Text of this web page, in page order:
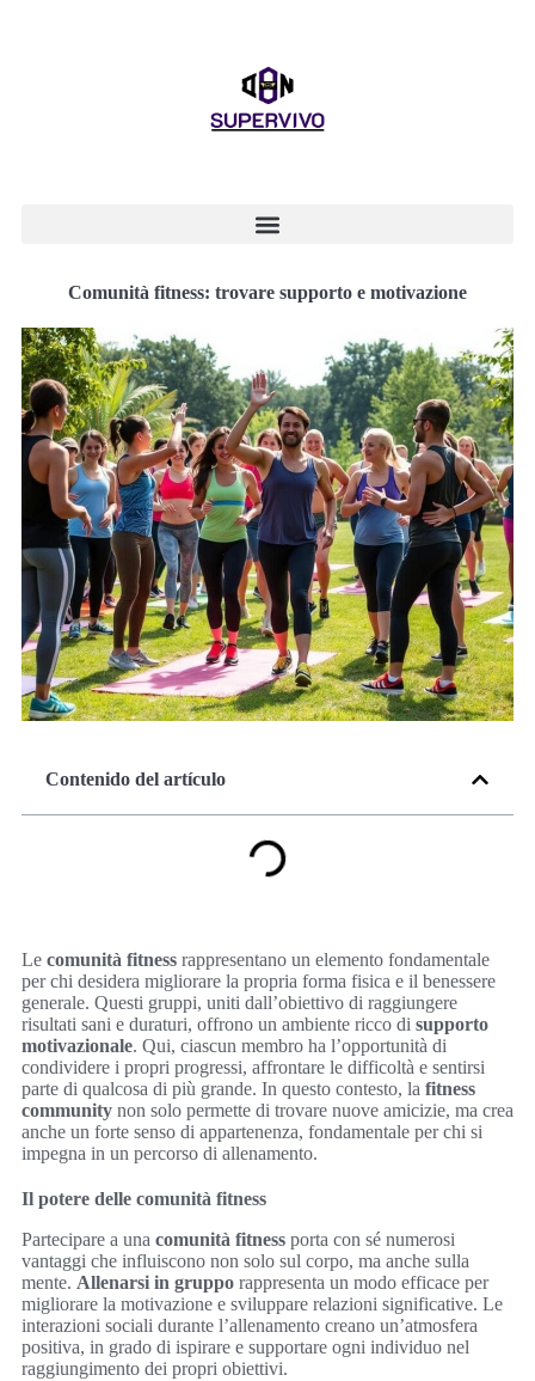
Comunità fitness: trovare supporto e motivazione
Contenido del artículo
Le comunità fitness rappresentano un elemento fondamentale
per chi desidera migliorare la propria forma fisica e il benessere
generale. Questi gruppi, uniti dall’obiettivo di raggiungere
risultati sani e duraturi, offrono un ambiente ricco di supporto
motivazionale. Qui, ciascun membro ha l’opportunità di
condividere i propri progressi, affrontare le difficoltà e sentirsi
parte di qualcosa di più grande. In questo contesto, la fitness
community non solo permette di trovare nuove amicizie, ma crea
anche un forte senso di appartenenza, fondamentale per chi si
impegna in un percorso di allenamento.
Il potere delle comunità fitness
Partecipare a una comunità fitness porta con sé numerosi
vantaggi che influiscono non solo sul corpo, ma anche sulla
mente. Allenarsi in gruppo rappresenta un modo efficace per
migliorare la motivazione e sviluppare relazioni significative. Le
interazioni sociali durante l’allenamento creano un’atmosfera
positiva, in grado di ispirare e supportare ogni individuo nel
raggiungimento dei propri obiettivi.